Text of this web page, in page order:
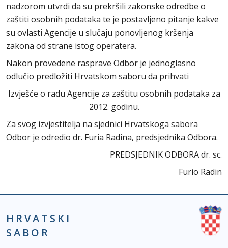
nadzorom utvrdi da su prekršili zakonske odredbe o
zaštiti osobnih podataka te je postavljeno pitanje kakve
su ovlasti Agencije u slučaju ponovljenog kršenja
zakona od strane istog operatera.
Nakon provedene rasprave Odbor je jednoglasno
odlučio predložiti Hrvatskom saboru da prihvati
Izvješće o radu Agencije za zaštitu osobnih podataka za
2012. godinu.
Za svog izvjestitelja na sjednici Hrvatskoga sabora
Odbor je odredio dr. Furia Radina, predsjednika Odbora.
PREDSJEDNIK ODBORA dr. sc.
Furio Radin
HRVATSKI
SABOR